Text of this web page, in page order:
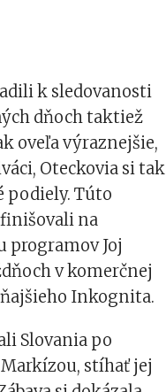
k sledovanosti
dňoch taktiež
oveľa výraznejšie,
Oteckovia si tak
podiely. Túto
finišovali na
programov Joj
v komerčnej
Inkognita.
Slovania po
stíhať jej